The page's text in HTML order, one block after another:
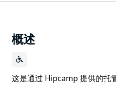
概述
这是通过 Hipcamp 提供的托